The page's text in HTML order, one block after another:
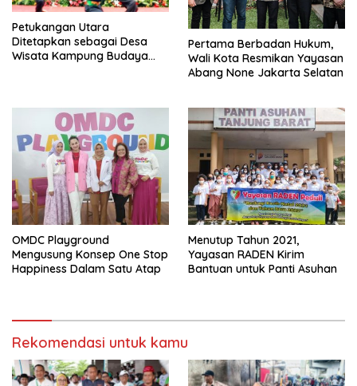
Petukangan Utara
Ditetapkan sebagai Desa
Wisata Kampung Budaya
Pertama Berbadan Hukum,
Wali Kota Resmikan Yayasan
Abang None Jakarta Selatan
OMDC Playground
Mengusung Konsep One Stop
Happiness Dalam Satu Atap
Menutup Tahun 2021,
Yayasan RADEN Kirim
Bantuan untuk Panti Asuhan
Rekomendasi untuk kamu